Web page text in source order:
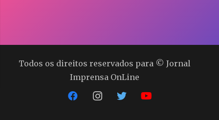
Todos os direitos reservados para © Jornal
Imprensa OnLine